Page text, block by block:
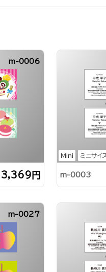
m-0006
3,369円
Mini ミニサイ
m-0003
m-0027